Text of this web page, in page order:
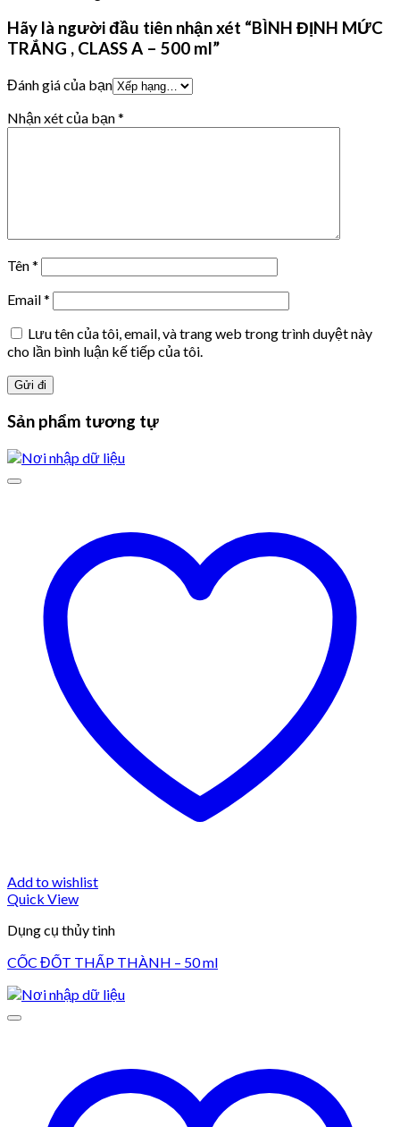
Hãy là người đầu tiên nhận xét “BÌNH ĐỊNH MỨC
TRẮNG , CLASS A – 500 ml”
Đánh giá của bạn
Nhận xét của bạn*
Tên*
Email*
Lưu tên của tôi, email, và trang web trong trình duyệt này
cho lần bình luận kế tiếp của tôi.
Sản phẩm tương tự
Add to wishlist
Quick View
Dụng cụ thủy tinh
CỐC ĐỐT THẤP THÀNH – 50 ml